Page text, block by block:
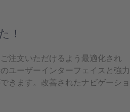
！
注文いただけるよう最適化され
ユーザーインターフェイスと強力
きます。改善されたナビゲーショ